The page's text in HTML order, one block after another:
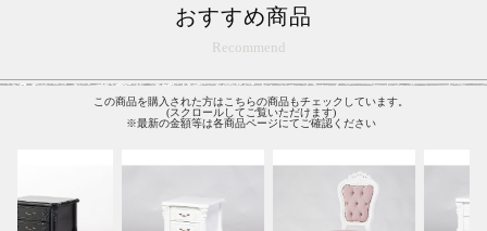
おすすめ商品
Recommend
この商品を購入された方はこちらの商品もチェックしています。
(スクロールしてご覧いただけます)
※最新の金額等は各商品ページにてご確認ください